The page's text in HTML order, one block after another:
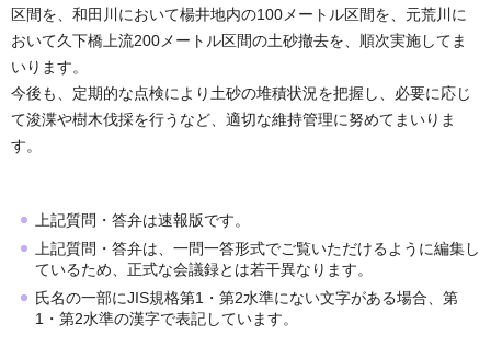
区間を、和田川において楊井地内の100メートル区間を、元荒川に
おいて久下橋上流200メートル区間の土砂撤去を、順次実施してま
いります。
今後も、定期的な点検により土砂の堆積状況を把握し、必要に応じ
て浚渫や樹木伐採を行うなど、適切な維持管理に努めてまいりま
す。
上記質問・答弁は速報版です。
上記質問・答弁は、一問一答形式でご覧いただけるように編集し
ているため、正式な会議録とは若干異なります。
氏名の一部にJIS規格第1・第2水準にない文字がある場合、第
1・第2水準の漢字で表記しています。